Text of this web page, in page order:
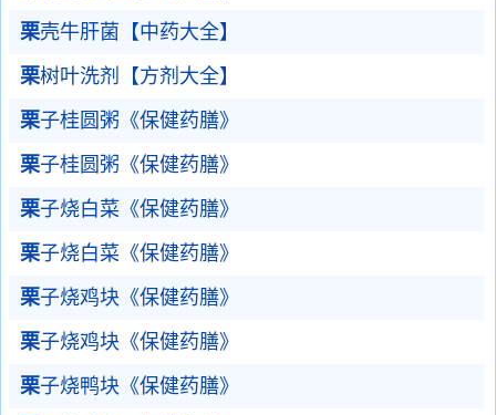
栗壳牛肝菌【中药大全】
栗树叶洗剂【方剂大全】
栗子桂圆粥《保健药膳》
栗子桂圆粥《保健药膳》
栗子烧白菜《保健药膳》
栗子烧白菜《保健药膳》
栗子烧鸡块《保健药膳》
栗子烧鸡块《保健药膳》
栗子烧鸭块《保健药膳》